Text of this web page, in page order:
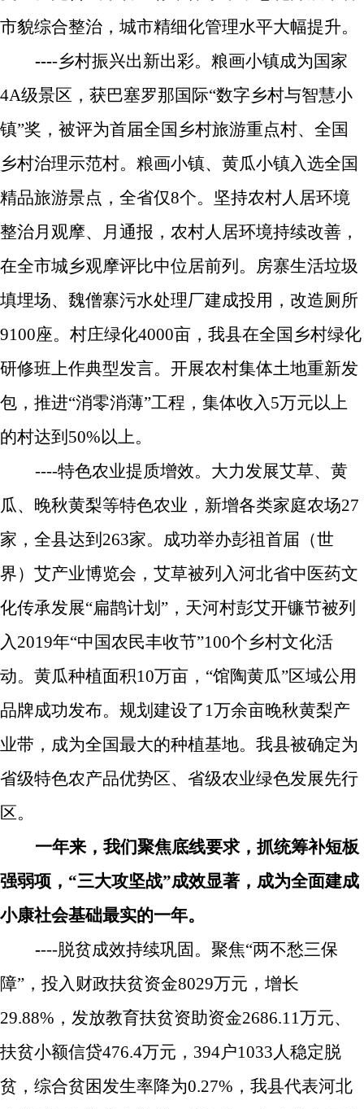
市貌综合整治，城市精细化管理水平大幅提升。
----乡村振兴出新出彩。 粮画小镇成为国家
4A级景区，获巴塞罗那国际“数字乡村与智慧小
镇”奖， 被评为首届全国乡村旅游重点村、全国
乡村治理示范村。 粮画小镇、黄瓜小镇入选全国
精品旅游景点，全省仅8个。坚持农村人居环境
整治月观摩、月通报，农村人居环境持续改善，
在全市城乡观摩评比中位居前列。
房寨生活垃圾
填埋场、魏僧寨污水处理厂建成投用，改造厕所
9100座。村庄绿化4000亩，我县在全国乡村绿化
研修班上作典型发言。开展农村集体土地重新发
包，推进“消零消薄”工程，集体收入 5万元以上
的村达到 50%以上。
----特色农业提质增效。 大力发展艾草、黄
瓜、晚秋黄梨等特色农业，新增各类家庭农场27
家，全县达到 263家。 成功举办彭祖首届（世
界）艾产业博览会，艾草被列入河北省中医药文
化传承发展“扁鹊计划”，天河村彭艾开镰节被列
入 2019年“中国农民丰收节”100个乡村文化活
动。黄瓜种植面积10万亩，“馆陶黄瓜”区域公用
品牌成功发布。规划建设了 1万余亩晚秋黄梨产
业带，成为全国最大的种植基地。我县被确定为
省级特色农产品优势区、省级农业绿色发展先行
区。
一年来，我们聚焦底线要求，抓统筹补短板
强弱项，“三大攻坚战”成效显著，成为全面建成
小康社会基础最实的一年。
----脱贫成效持续巩固。 聚焦“两不愁三保
障”， 投入财政扶贫资金8029万元，增长
29.88% ， 发放教育扶贫资助资金2686.11万元、
扶贫小额信贷476.4万元， 394户1033 人稳定脱
贫，综合贫困发生率降为0.27% ，我县代表河北